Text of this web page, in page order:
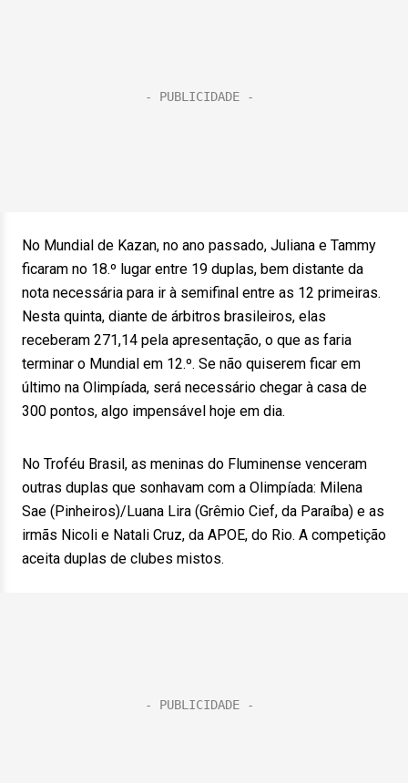
No Mundial de Kazan, no ano passado, Juliana e Tammy
ficaram no 18.º lugar entre 19 duplas, bem distante da
nota necessária para ir à semifinal entre as 12 primeiras.
Nesta quinta, diante de árbitros brasileiros, elas
receberam 271,14 pela apresentação, o que as faria
terminar o Mundial em 12.º. Se não quiserem ficar em
último na Olimpíada, será necessário chegar à casa de
300 pontos, algo impensável hoje em dia.
No Troféu Brasil, as meninas do Fluminense venceram
outras duplas que sonhavam com a Olimpíada: Milena
Sae (Pinheiros)/Luana Lira (Grêmio Cief, da Paraíba) e as
irmãs Nicoli e Natali Cruz, da APOE, do Rio. A competição
aceita duplas de clubes mistos.